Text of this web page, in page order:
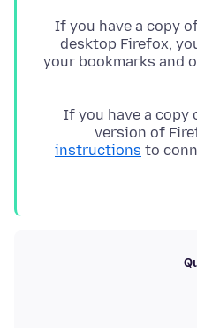
If you have a copy
desktop Firefox,
your bookmarks and
If you have a copy
version of
instructions to